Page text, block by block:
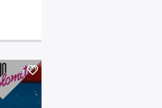
3